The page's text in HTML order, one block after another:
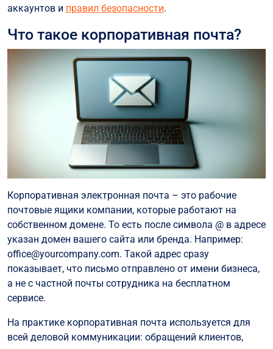
аккаунтов и правил безопасности.
Что такое корпоративная почта?
Корпоративная электронная почта – это рабочие
почтовые ящики компании, которые работают на
собственном домене. То есть после символа @ в адресе
указан домен вашего сайта или бренда. Например:
office@yourcompany.com. Такой адрес сразу
показывает, что письмо отправлено от имени бизнеса,
а не с частной почты сотрудника на бесплатном
сервисе.
На практике корпоративная почта используется для
всей деловой коммуникации: обращений клиентов,